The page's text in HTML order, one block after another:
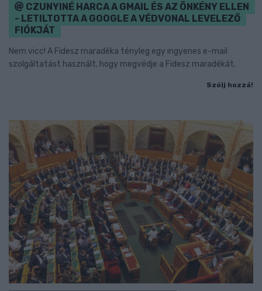
CZUNYINÉ HARCA A GMAIL ÉS AZ ÖNKÉNY ELLEN
- LETILTOTTA A GOOGLE A VÉDVONAL LEVELEZŐ
FIÓKJÁT
Nem vicc! A Fidesz maradéka tényleg egy ingyenes e-mail
szolgáltatást használt, hogy megvédje a Fidesz maradékát.
Szólj hozzá!